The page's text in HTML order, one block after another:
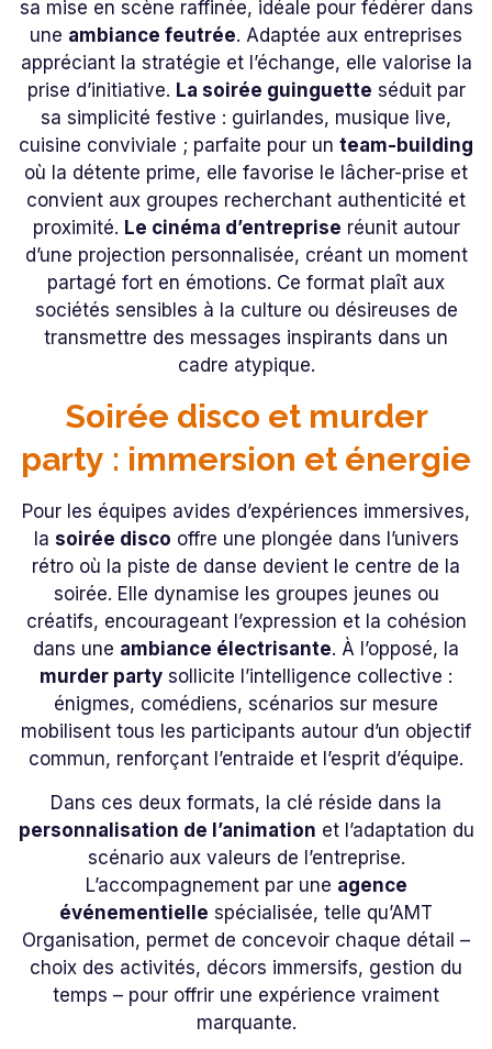
sa mise en scène raffinée, idéale pour fédérer dans
une ambiance feutrée. Adaptée aux entreprises
appréciant la stratégie et l’échange, elle valorise la
prise d’initiative. La soirée guinguette séduit par
sa simplicité festive : guirlandes, musique live,
cuisine conviviale ; parfaite pour un team-building
où la détente prime, elle favorise le lâcher-prise et
convient aux groupes recherchant authenticité et
proximité. Le cinéma d’entreprise réunit autour
d’une projection personnalisée, créant un moment
partagé fort en émotions. Ce format plaît aux
sociétés sensibles à la culture ou désireuses de
transmettre des messages inspirants dans un
cadre atypique.
Soirée disco et murder
party : immersion et énergie
Pour les équipes avides d’expériences immersives,
la soirée disco offre une plongée dans l’univers
rétro où la piste de danse devient le centre de la
soirée. Elle dynamise les groupes jeunes ou
créatifs, encourageant l’expression et la cohésion
dans une ambiance électrisante. À l’opposé, la
murder party sollicite l’intelligence collective :
énigmes, comédiens, scénarios sur mesure
mobilisent tous les participants autour d’un objectif
commun, renforçant l’entraide et l’esprit d’équipe.
Dans ces deux formats, la clé réside dans la
personnalisation de l’animation et l’adaptation du
scénario aux valeurs de l’entreprise.
L’accompagnement par une agence
événementielle spécialisée, telle qu’AMT
Organisation, permet de concevoir chaque détail –
choix des activités, décors immersifs, gestion du
temps – pour offrir une expérience vraiment
marquante.